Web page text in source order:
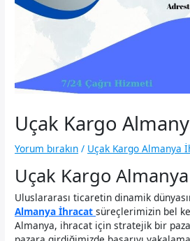
Uçak Kargo
Yorum bırakın / Uçak Kargo Almanya
Uçak Kargo
Uluslararası ticaretin dinamik
Almanya İhracat süreçlerimizin bel
Almanya, ihracat için stratejik bir